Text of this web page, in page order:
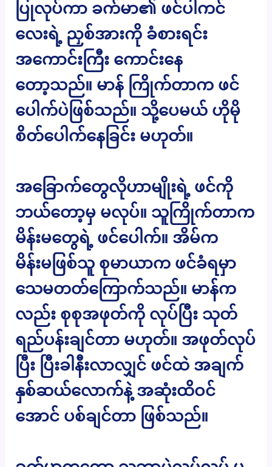
ပြုလုပ်ကာ ခက်မာ၏ ဖင်ပါကင်
လေးရဲ့ ညှစ်အားကို ခံစားရင်း
အကောင်းကြီး ကောင်းနေ
တော့သည်။ မာန် ကြိုက်တာက ဖင်
ပေါက်ပဲဖြစ်သည်။ သို့ပေမယ် ဟိုမို
စိတ်ပေါက်နေခြင်း မဟုတ်။
အခြောက်တွေလိုဟာမျိုးရဲ့ ဖင်ကို
ဘယ်တော့မှ မလုပ်။ သူကြိုက်တာက
မိန်းမတွေရဲ့ ဖင်ပေါက်။ အိမ်က
မိန်းမဖြစ်သူ စုမာယာက ဖင်ခံရမှာ
သေမတတ်ကြောက်သည်။ မာန်က
လည်း စုစုအဖုတ်ကို လုပ်ပြီး သုတ်
ရည်ပန်းချင်တာ မဟုတ်။ အဖုတ်လုပ်
ပြီး ပြီးခါနီးလာလျှင် ဖင်ထဲ အချက်
နှစ်ဆယ်လောက်နဲ့ အဆုံးထိဝင်
အောင် ပစ်ချင်တာ ဖြစ်သည်။